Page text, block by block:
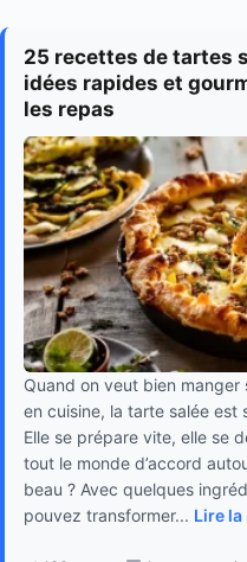
25 recettes de tartes
idées rapides et
les repas
Quand on veut bien manger
en cuisine, la tarte salée est
Elle se prépare vite, elle se
tout le monde d’accord
beau ? Avec quelques
pouvez transformer... Lire